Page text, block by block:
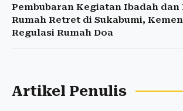
Pembubaran Kegiatan Ibadah dan
Rumah Retret di Sukabumi,
Regulasi Rumah Doa
Artikel Penulis